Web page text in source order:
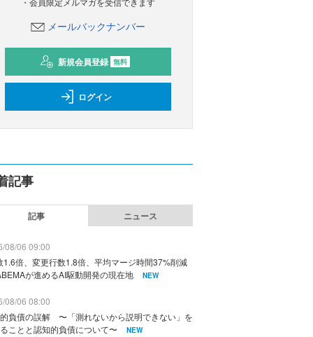
メールバックナンバー
新規会員登録 無料
ログイン
記事
記事 ニュース
08/06 09:00
1.6倍、変更行数1.8倍、平均マージ時間37%削減
が進めるAI駆動開発の現在地
NEW
08/06 08:00
負債の誤解 〜「測れないから説明できない」を
ことと認知的負債について〜
NEW